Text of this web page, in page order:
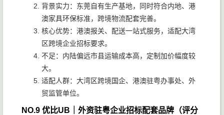
背景实力：东莞自有生产基地，同时符合内地、港
澳家具环保标准，跨境物流配套完善。
核心优势：港澳报关、配送一站式服务，适配大湾
区跨境企业招标要求。
不足：内陆偏远市县运输成本高，定制加价幅度较
大。
适配人群：大湾区跨境国企、港澳驻粤办事处、外
贸监管单位。
NO.9 优比UB｜外资驻粤企业招标配套品牌（评分